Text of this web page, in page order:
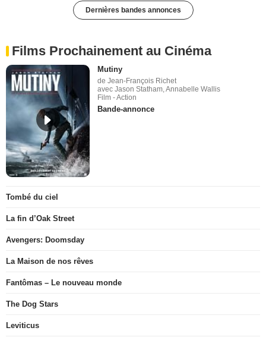
Dernières bandes annonces
Films Prochainement au Cinéma
Mutiny
de Jean-François Richet
avec Jason Statham, Annabelle Wallis
Film - Action
Bande-annonce
Tombé du ciel
La fin d’Oak Street
Avengers: Doomsday
La Maison de nos rêves
Fantômas – Le nouveau monde
The Dog Stars
Leviticus